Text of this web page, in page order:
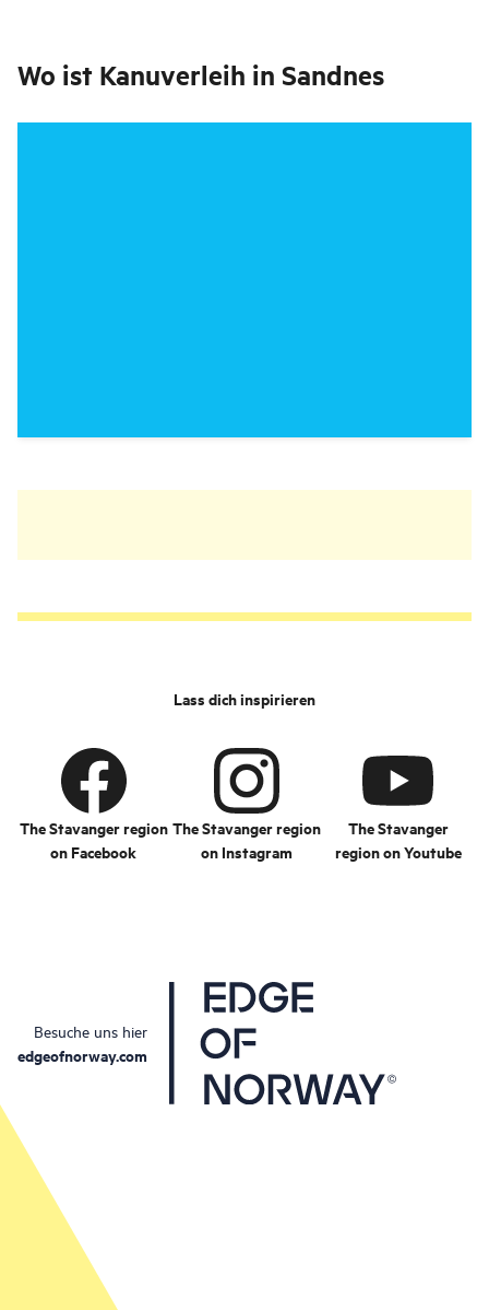
Wo ist Kanuverleih in Sandnes
Lass dich inspirieren
The Stavanger region
on Facebook
The Stavanger region
on Instagram
The Stavanger
region on Youtube
Besuche uns hier
edgeofnorway.com